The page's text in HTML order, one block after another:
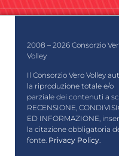
2008 – 2026 Consorzio
Volley
Il Consorzio Vero Volley
la riproduzione totale e/o
parziale dei contenuti a
RECENSIONE,
ED INFORMAZIONE,
la citazione obbligatoria
fonte. Privacy Policy.